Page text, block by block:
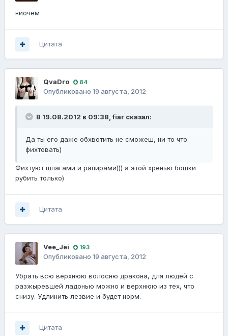
ниочем
Цитата
QvaDro 84
Опубликовано 19 августа, 2012
В 19.08.2012 в 09:38, fiаr сказал:
Да ты его даже обхвотить не сможеш, ни то что
фихтовать)
Фихтуют шпагами и рапирами))) а этой хренью бошки
рубить только)
Цитата
Vee_Jei 193
Опубликовано 19 августа, 2012
Убрать всю верхнюю волосню дракона, для людей с
разжыревшей ладонью можно и верхнюю из тех, что
снизу. Удлинить лезвие и будет норм.
Цитата